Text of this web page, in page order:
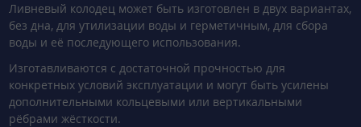
Ливневый колодец может быть изготовлен в двух вариантах,
без дна, для утилизации воды и герметичным, для сбора
воды и её последующего использования.
Изготавливаются с достаточной прочностью для
конкретных условий эксплуатации и могут быть усилены
дополнительными кольцевыми или вертикальными
рёбрами жёсткости.